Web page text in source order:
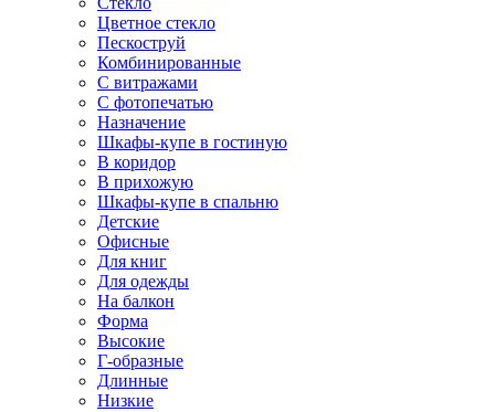
Цветное стекло
Пескоструй
Комбинированные
С витражами
С фотопечатью
Назначение
Шкафы-купе в гостиную
В коридор
В прихожую
Шкафы-купе в спальню
Детские
Офисные
Для книг
Для одежды
На балкон
Форма
Высокие
Г-образные
Длинные
Низкие